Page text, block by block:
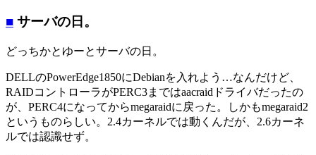
■ サーバの日。
どっちかとゆーとサーバの日。
DELLのPowerEdge1850にDebianを入れよう…なんだけど、
RAIDコントローラがPERC3まではaacraidドライバだったの
が、PERC4になってからmegaraidに戻った。しかもmegaraid2
というものらしい。2.4カーネルでは動くんだが、2.6カーネ
ルでは認識せず。